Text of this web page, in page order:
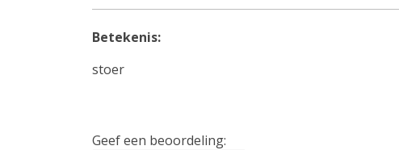
Betekenis:
stoer
Geef een beoordeling: